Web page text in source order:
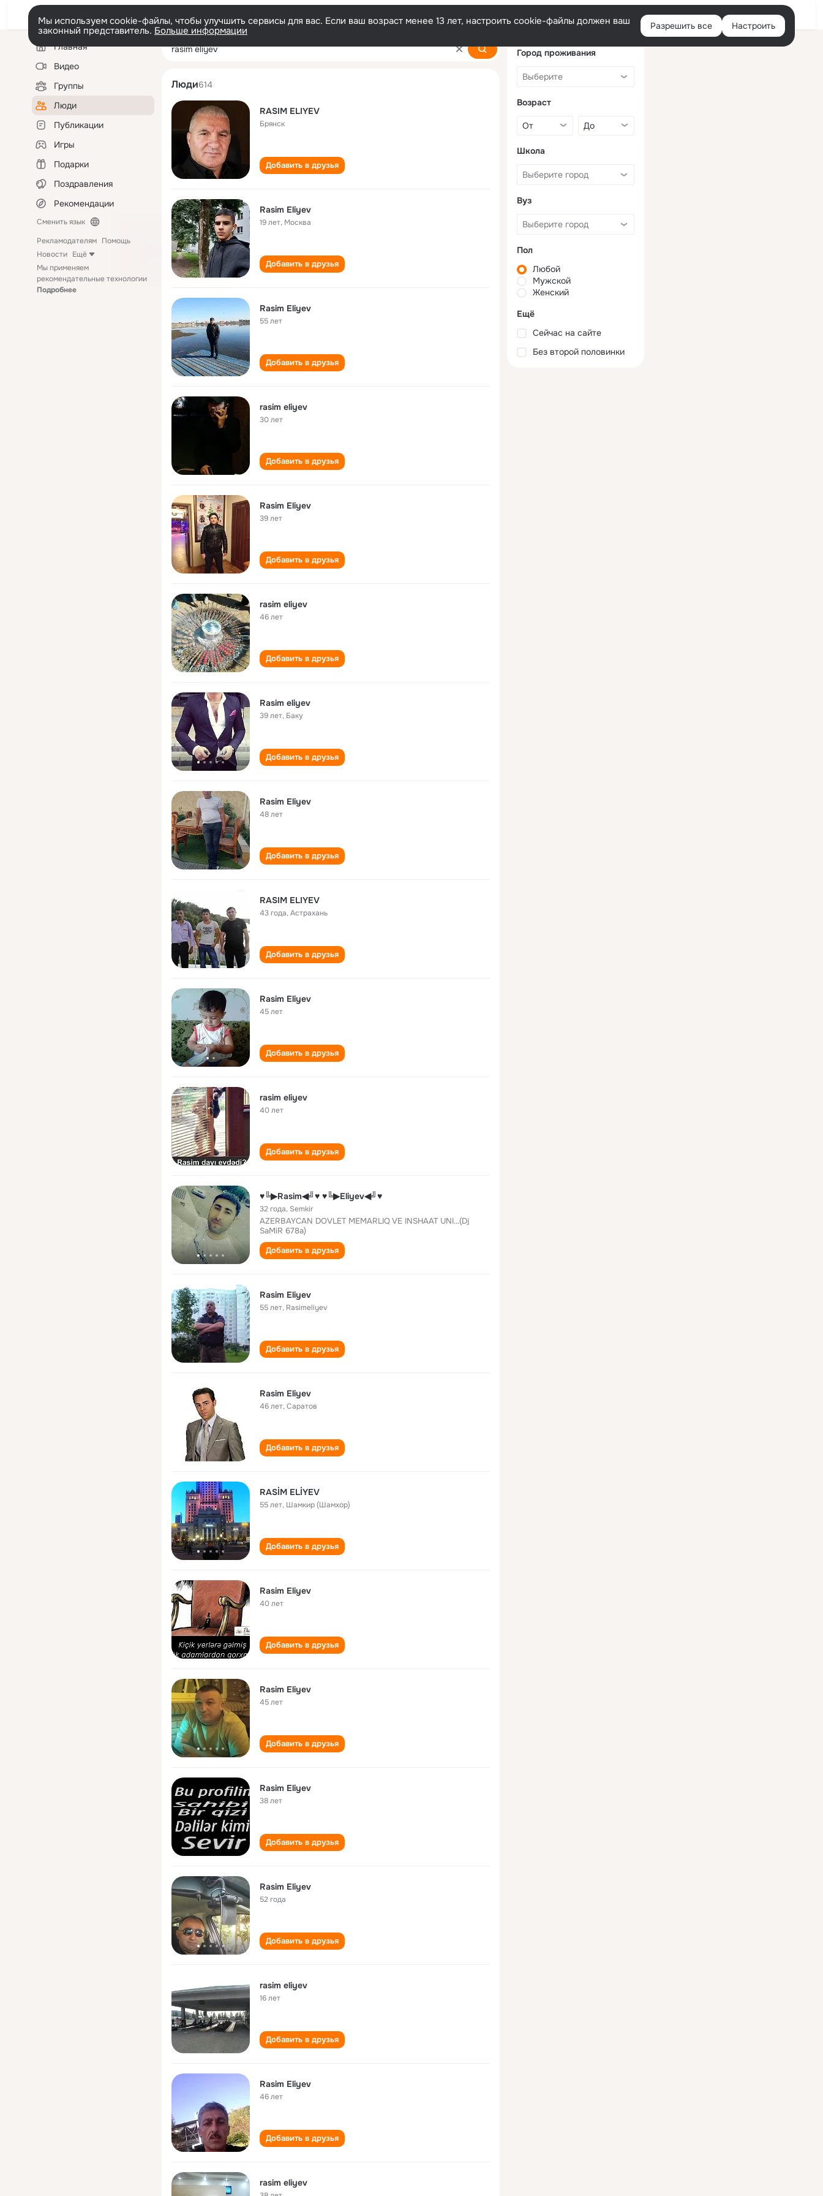
Войти
Мы используем cookie-файлы, чтобы улучшить сервисы для вас. Если ваш возраст менее 13 лет, настроить cookie-файлы должен ваш
законный представитель. Больше информации Разрешить все Настроить
Левая
колонкаГлавная
Видео
Группы
Люди
Публикации
Игры
Подарки
Поздравления
Рекомендации
Сменить язык
Рекламодателям Помощь
Новости Ещё
Мы применяем
рекомендательные технологии
Подробнее
rasim eliyev
Люди614
RASIM ELIYEV
Брянск
Добавить в друзья
Rasim Eliyev
19 лет, Москва
Добавить в друзья
Rasim Eliyev
55 лет
Добавить в друзья
rasim eliyev
30 лет
Добавить в друзья
Rasim Eliyev
39 лет
Добавить в друзья
rasim eliyev
46 лет
Добавить в друзья
Rasim eliyev
39 лет, Баку
Добавить в друзья
Rasim Eliyev
48 лет
Добавить в друзья
RASIM ELIYEV
43 года,Астрахань
Добавить в друзья
Rasim Eliyev
45 лет
Добавить в друзья
rasim eliyev
40 лет
Добавить в друзья
♥╚▶Rasim◀╝♥ ♥╚▶Eliyev◀╝♥
32 года, Semkir
AZERBAYCAN DOVLET MEMARLIQ VE INSHAAT UNI...(Dj
SaMiR 678a)
Добавить в друзья
Rasim Eliyev
55 лет, Rasimeliyev
Добавить в друзья
Rasim Eliyev
46 лет,Саратов
Добавить в друзья
RASİM ELİYEV
55 лет, Шамкир (Шамхор)
Добавить в друзья
Rasim Eliyev
40 лет
Добавить в друзья
Rasim Eliyev
45 лет
Добавить в друзья
Rasim Eliyev
38 лет
Добавить в друзья
Rasim Eliyev
52 года
Добавить в друзья
rasim eliyev
16 лет
Добавить в друзья
Rasim Eliyev
46 лет
Добавить в друзья
rasim eliyev
Город проживания
Возраст
Школа
Вуз
Пол
Любой
Мужской
Женский
Ещё
Сейчас на сайте
Без второй половинки